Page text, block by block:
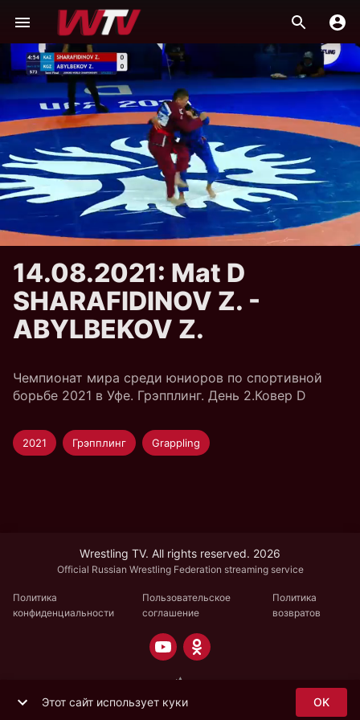
14.08.2021: Mat D
SHARAFIDINOV Z. -
ABYLBEKOV Z.
Чемпионат мира среди юниоров по спортивной
борьбе 2021 в Уфе. Грэпплинг. День 2.Ковер D
2021 Грэпплинг Grappling
Wrestling TV. All rights reserved. 2026
Official Russian Wrestling Federation streaming service
Политика
конфиденциальности
Пользовательское
соглашение
Политика
возвратов
Этот сайт использует куки OK